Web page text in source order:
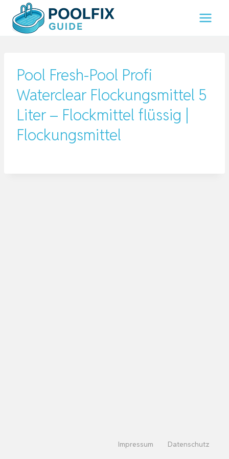
Inhalt
springen
Pool Fresh-Pool Profi
Waterclear Flockungsmittel 5
Liter – Flockmittel flüssig |
Flockungsmittel
Impressum Datenschutz